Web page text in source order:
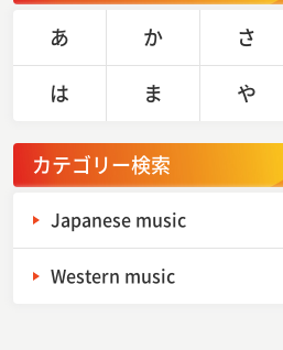
あ
か さ
は
ま や
カテゴリー検索
Japanese music
Western music